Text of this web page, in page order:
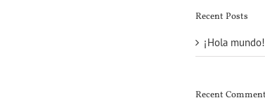
Recent Posts
¡Hola mundo!
Recent